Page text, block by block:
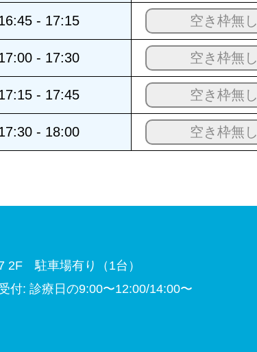
- 17:15 空き枠無し
- 17:30 空き枠無し
- 17:45 空き枠無し
- 18:00 空き枠無し
2F 駐車場有り（1台）
受付: 診療日の9:00〜12:00/14:00〜